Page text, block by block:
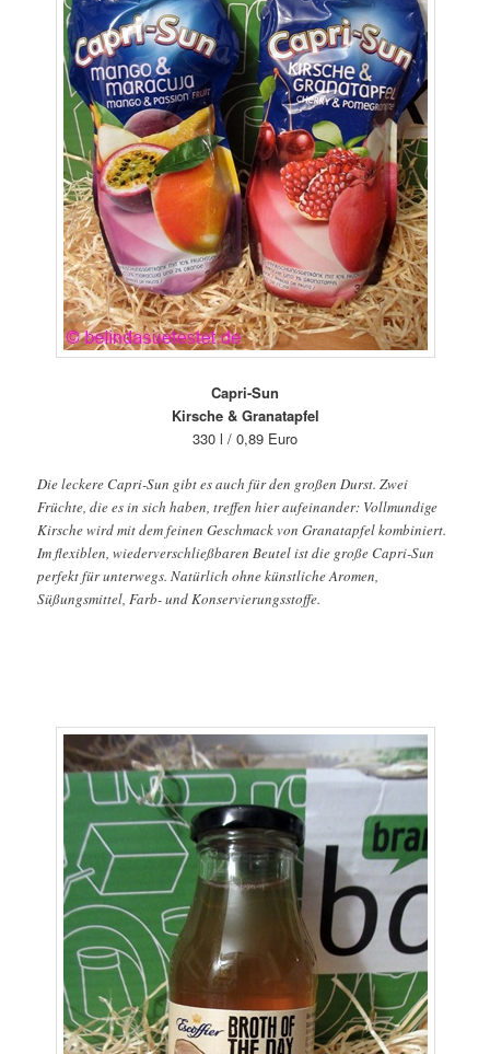
Capri-Sun
Kirsche & Granatapfel
330 l / 0,89 Euro
Die leckere Capri-Sun gibt es auch für den großen Durst. Zwei
Früchte, die es in sich haben, treffen hier aufeinander: Vollmundige
Kirsche wird mit dem feinen Geschmack von Granatapfel kombiniert.
Im flexiblen, wiederverschließbaren Beutel ist die große Capri-Sun
perfekt für unterwegs. Natürlich ohne künstliche Aromen,
Süßungsmittel, Farb- und Konservierungsstoffe.